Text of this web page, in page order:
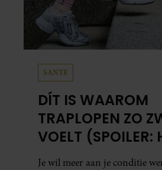
SANTE
DÍT IS WAAROM
TRAPLOPEN ZO
VOELT (SPOILER:
NIET AAN JE
Je wil meer aan je conditie